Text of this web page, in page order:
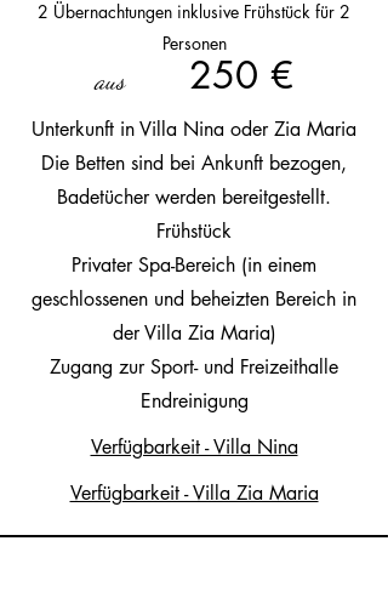
2 Übernachtungen inklusive Frühstück für 2
Personen
aus 250 €
Unterkunft in Villa Nina oder Zia Maria
Die Betten sind bei Ankunft bezogen,
Badetücher werden bereitgestellt.
Frühstück
Privater Spa-Bereich (in einem
geschlossenen und beheizten Bereich in
der Villa Zia Maria)
Zugang zur Sport- und Freizeithalle
Endreinigung
Verfügbarkeit - Villa Nina
Verfügbarkeit - Villa Zia Maria